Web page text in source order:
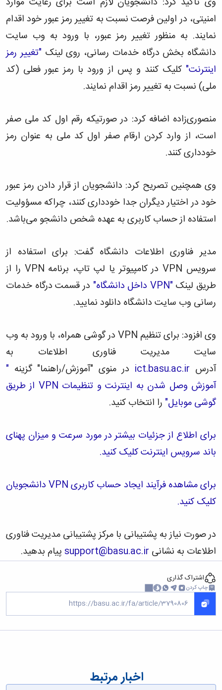
معظم
رهبری
تماس
با
دانشگاه
روابط
عمومی
آدرس
دانشکده‌ها
آموزش
کارکنان
سایر
تقویم
آموزشی
نظامنامه
اخلاق
دانش‌آموختگان
آزمایشگاه
شناسی
آزمایشگاه
هوش
ربات
و
بینایی
آزمایشگاه
کتابخانه
مرکزی
اسناد
و
رساله
علم
سنجی
دانشگاه
کتب
مجلات
علمی
فصلنامه
و
فناوری
و
حسابداری
رزن
صنایع
غذایی
بهار
مجتمع
عالی
(ویژه
دختران)
زمین
سالن‌های
ورزشی
تفریحی-
سیاحتی
باغ
دانشگاه
موزه
تاریخ
دانشگاه
(محمد)
امنیتی، در اولین فرصت نسبت به تغییر رمز عبور خود اقدام
نمایند. به منظور تغییر رمز عبور، با ورود به وب سایت
دانشگاه بخش درگاه خدمات رسانی، روی لینک "تغییر رمز
اینترنت" کلیک کنند و پس از ورود با رمز عبور فعلی (کد
ملی) نسبت به تغییر رمز اقدام نمایند.
منصوری‌زاده اضافه کرد: در صورتیکه رقم اول کد ملی صفر
است، از وارد کردن ارقام صفر اول کد ملی به عنوان رمز
خودداری کنند.
وی همچنین تصریح کرد: دانشجویان از قرار دادن رمز عبور
خود در اختیار دیگران جدا خودداری کنند، چراکه مسؤولیت
استفاده از حساب کاربری به عهده شخص دانشجو می‌باشد.
مدیر فناوری اطلاعات دانشگاه گفت: برای استفاده از
سرویس VPN در کامپیوتر یا لپ تاپ، برنامه VPN را از
طریق لینک "VPN داخل دانشگاه"
در قسمت درگاه خدمات
رسانی وب سایت دانشگاه دانلود نمایید.
وی افزود: برای تنظیم VPN در گوشی همراه، با ورود به وب
سایت مدیریت فناوری اطلاعات به
آدرس ict.basu.ac.ir در منوی "آموزش/راهنما" گزینه "
آموزش وصل شدن به اینترنت و تنظیمات VPN از طریق
گوشی موبایل" را انتخاب کنید.
برای اطلاع از جزئیات بیشتر در مورد سرعت و میزان پهنای
باند سرویس اینترنت کلیک کنید.
برای مشاهده فرآیند ایجاد حساب کاربری VPN دانشجویان
کلیک کنید.
در صورت نیاز به پشتیبانی با مرکز پشتیبانی مدیریت فناوری
اطلاعات به نشانی support@basu.ac.ir پیام بدهید.
اشتراک گذاری
چاپ کردن
اخبار مرتبط